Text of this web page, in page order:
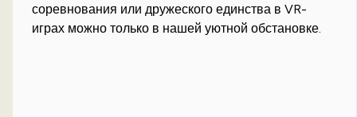
соревнования или дружеского единства в VR-
играх можно только в нашей уютной обстановке.